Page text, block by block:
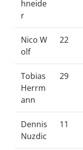
hneide
r
Nico W
olf
22
Tobias
Herrm
ann
29
Dennis
Nuzdic
11